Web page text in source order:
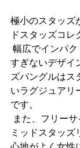
極小のスタッズ
ドスタッズコレ
すぎないデザイ
ズバングルはス
いラグジュアリ
です。
ミッドスタッズ